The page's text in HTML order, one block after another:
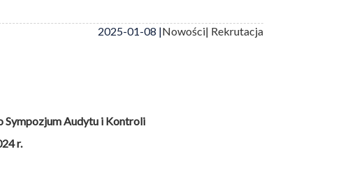
2025-01-08 |Nowości| Rekrutacja
Sympozjum Audytu i Kontroli
r.